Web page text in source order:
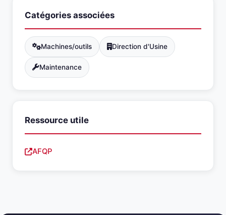
Catégories associées
Machines/outils Direction d'Usine
Maintenance
Ressource utile
AFQP